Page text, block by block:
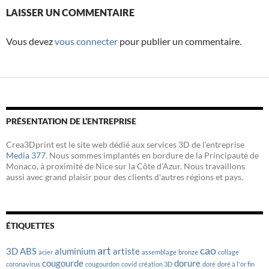
o
o
e
r
d
I
LAISSER UN COMMENTAIRE
Vous devezvous connecter pour publier un commentaire.
PRÉSENTATION DE L’ENTREPRISE
Crea3Dprint est le site web dédié aux services 3D de l'entreprise
Media 377. Nous sommes implantés en bordure de la Principauté de
Monaco, à proximité de Nice sur la Côte d'Azur. Nous travaillons
aussi avec grand plaisir pour des clients d'autres régions et pays.
ÉTIQUETTES
3DABS acier aluminium art artiste assemblage bronze cao collage
coronavirus cougourde cougourdon covid création 3D dorure doré doré à l'or fin